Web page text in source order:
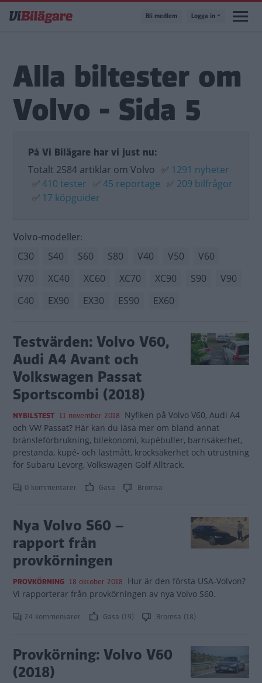
till
Bli medlem Logga in
Alla biltester om
Volvo - Sida 5
På Vi Bilägare har vi just nu:
Totalt 2584 artiklar om Volvo ✅ 1291 nyheter
✅410 tester ✅45 reportage ✅ 209 bilfrågor
✅ 17 köpguider
Volvo-modeller:
C30 S40 S60 S80 V40 V50
V60
V70
XC40 XC60 XC70 XC90 S90
V90
C40
EX90 EX30 ES90 EX60
Testvärden: Volvo V60,
Audi A4 Avant och
Volkswagen Passat
Sportscombi (2018)
NYBILSTEST 11 november 2018 Nyfiken på Volvo V60, Audi A4
och VW Passat? Här kan du läsa mer om bland annat
bränsleförbrukning, bilekonomi, kupébuller, barnsäkerhet,
prestanda, kupé- och lastmått, krocksäkerhet och utrustning
för Subaru Levorg, Volkswagen Golf Alltrack.
0 kommentarer Gasa Bromsa
Nya Volvo S60 –
rapport från
provkörningen
PROVKÖRNING 18 oktober 2018 Hur är den första USA-Volvon?
Vi rapporterar från provkörningen av nya Volvo S60.
24 kommentarer Gasa (19) Bromsa (18)
Provkörning: Volvo V60
(2018)